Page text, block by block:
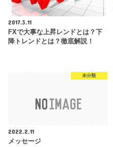
2017.3.11
FXで大事な上昇レンドとは？下
降トレンドとは？徹底解説！
未分類
2022.2.11
メッセージ